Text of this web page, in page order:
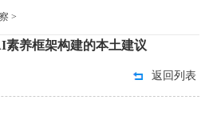
>
素养框架构建的本土建议
返回列表